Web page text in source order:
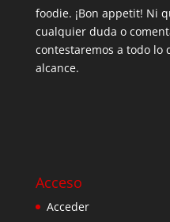
foodie. ¡Bon appetit! Ni
cualquier duda o
contestaremos a todo lo
alcance.
Acceso
Acceder